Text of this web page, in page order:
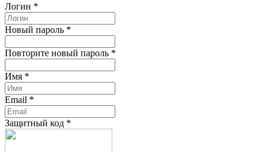
Логин *
Новый пароль *
Повторите новый пароль *
Имя *
Email *
Защитный код *